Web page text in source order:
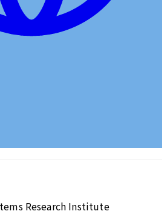
Research Institute